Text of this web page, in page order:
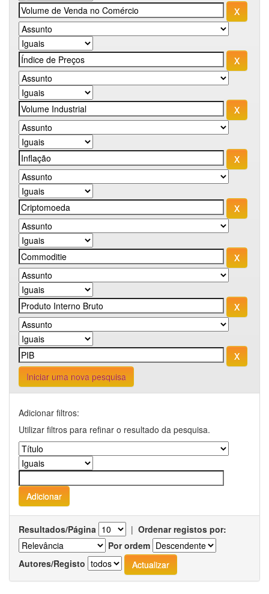
Iniciar uma nova pesquisa
Adicionar filtros:
Utilizar filtros para refinar o resultado da pesquisa.
Resultados/Página | Ordenar registos por:
Por ordem
Autores/Registo